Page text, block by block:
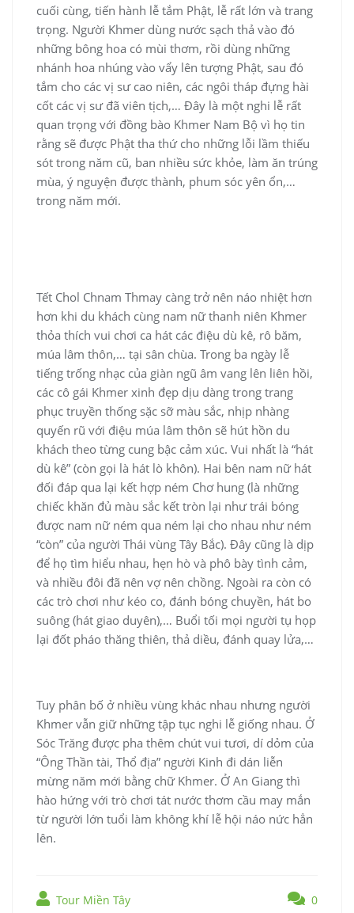
cuối cùng, tiến hành lễ tắm Phật, lễ rất lớn và trang
trọng. Người Khmer dùng nước sạch thả vào đó
những bông hoa có mùi thơm, rồi dùng những
nhánh hoa nhúng vào vẩy lên tượng Phật, sau đó
tắm cho các vị sư cao niên, các ngôi tháp đựng hài
cốt các vị sư đã viên tịch,… Đây là một nghi lễ rất
quan trọng với đồng bào Khmer Nam Bộ vì họ tin
rằng sẽ được Phật tha thứ cho những lỗi lầm thiếu
sót trong năm cũ, ban nhiều sức khỏe, làm ăn trúng
mùa, ý nguyện được thành, phum sóc yên ổn,…
trong năm mới.
Tết Chol Chnam Thmay càng trở nên náo nhiệt hơn
hơn khi du khách cùng nam nữ thanh niên Khmer
thỏa thích vui chơi ca hát các điệu dù kê, rô băm,
múa lâm thôn,… tại sân chùa. Trong ba ngày lễ
tiếng trống nhạc của giàn ngũ âm vang lên liên hồi,
các cô gái Khmer xinh đẹp dịu dàng trong trang
phục truyền thống sặc sỡ màu sắc, nhịp nhàng
quyến rũ với điệu múa lâm thôn sẽ hút hồn du
khách theo từng cung bậc cảm xúc. Vui nhất là “hát
dù kê” (còn gọi là hát lò khôn). Hai bên nam nữ hát
đối đáp qua lại kết hợp ném Chơ hung (là những
chiếc khăn đủ màu sắc kết tròn lại như trái bóng
được nam nữ ném qua ném lại cho nhau như ném
“còn” của người Thái vùng Tây Bắc). Đây cũng là dịp
để họ tìm hiểu nhau, hẹn hò và phô bày tình cảm,
và nhiều đôi đã nên vợ nên chồng. Ngoài ra còn có
các trò chơi như kéo co, đánh bóng chuyền, hát bo
suông (hát giao duyên),… Buổi tối mọi người tụ họp
lại đốt pháo thăng thiên, thả diều, đánh quay lửa,…
Tuy phân bố ở nhiều vùng khác nhau nhưng người
Khmer vẫn giữ những tập tục nghi lễ giống nhau. Ở
Sóc Trăng được pha thêm chút vui tươi, dí dỏm của
“Ông Thần tài, Thổ địa” người Kinh đi dán liễn
mừng năm mới bằng chữ Khmer. Ở An Giang thì
hào hứng với trò chơi tát nước thơm cầu may mắn
từ người lớn tuổi làm không khí lễ hội náo nức hẳn
lên.
Tour Miền Tây 0